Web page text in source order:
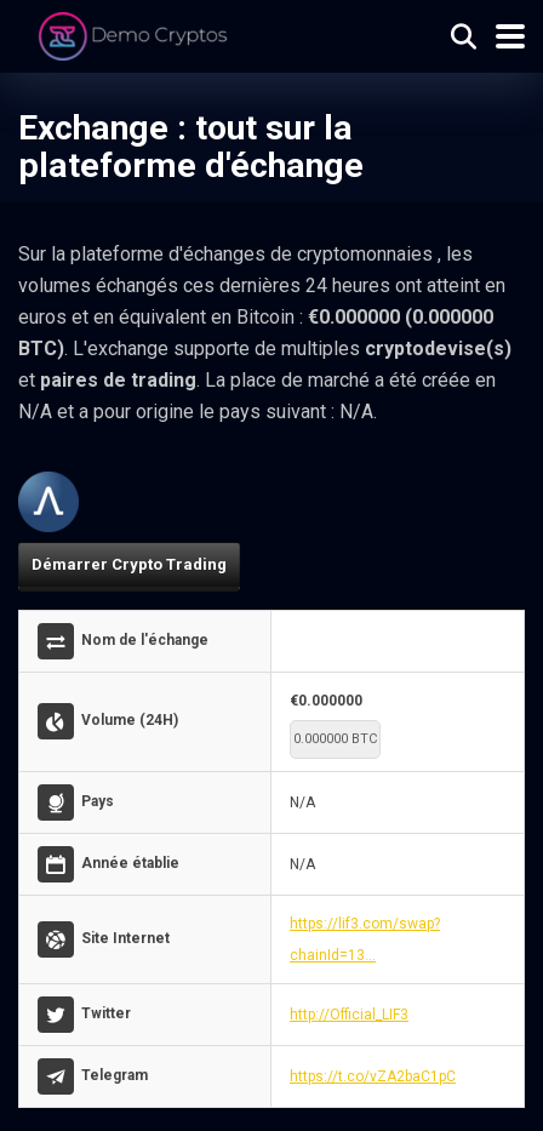
Exchange : tout sur la
plateforme d'échange
Sur la plateforme d'échanges de cryptomonnaies , les
volumes échangés ces dernières 24 heures ont atteint en
euros et en équivalent en Bitcoin : €0.000000 (0.000000
BTC). L'exchange supporte de multiples cryptodevise(s)
et paires de trading. La place de marché a été créée en
N/A et a pour origine le pays suivant : N/A.
Démarrer Crypto Trading
Nom de l'échange
Volume (24H)
€0.000000
0.000000 BTC
Pays N/A
Année établie N/A
Site Internet
https://lif3.com/swap?
chainId=13...
Twitter http://Official_LIF3
Telegram https://t.co/vZA2baC1pC